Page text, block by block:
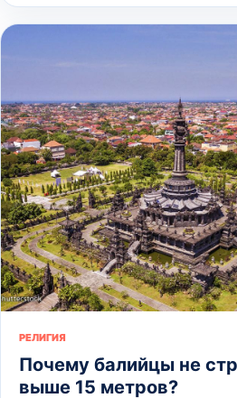
РЕЛИГИЯ
Почему балийцы не
выше 15 метров?